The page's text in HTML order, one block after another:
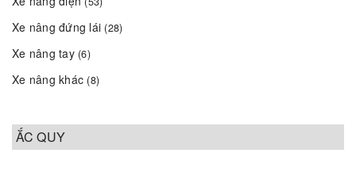
Xe nâng đứng lái (28)
Xe nâng tay (6)
Xe nâng khác (8)
ẮC QUY